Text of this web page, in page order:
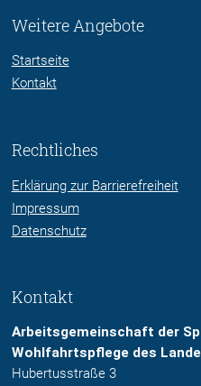
Weitere Angebote
Startseite
Kontakt
Rechtliches
Erklärung zur Barrierefreiheit
Impressum
Datenschutz
Kontakt
Arbeitsgemeinschaft der
Wohlfahrtspflege des
Hubertusstraße 3